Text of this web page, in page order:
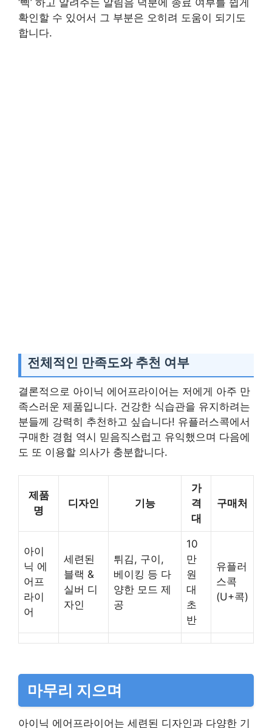
확인할 수 있어서 그 부분은 오히려 도움이 되기도
합니다.
전체적인 만족도와 추천 여부
결론적으로 아이닉 에어프라이어는 저에게 아주 만
족스러운 제품입니다. 건강한 식습관을 유지하려는
분들께 강력히 추천하고 싶습니다! 유플러스콕에서
구매한 경험 역시 믿음직스럽고 유익했으며 다음에
도 또 이용할 의사가 충분합니다.
제품
명
디자인 기능
가
격
대
구매처
아이
닉 에
어프
라이
어
세련된
블랙 &
실버 디
자인
튀김, 구이,
베이킹 등 다
양한 모드 제
공
10
만
원
대
초
반
유플러
스콕
(U+콕)
마무리 지으며
아이닉 에어프라이어는 세련된 디자인과 다양한 기